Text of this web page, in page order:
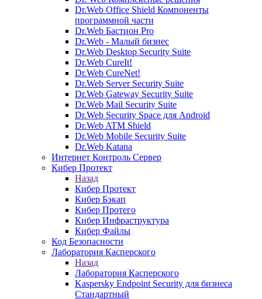
Dr.Web Office Shield Компоненты
программной части
Dr.Web Бастион Pro
Dr.Web - Малый бизнес
Dr.Web Desktop Security Suite
Dr.Web CureIt!
Dr.Web CureNet!
Dr.Web Server Security Suite
Dr.Web Gateway Security Suite
Dr.Web Mail Security Suite
Dr.Web Security Space для Android
Dr.Web ATM Shield
Dr.Web Mobile Security Suite
Dr.Web Katana
Интернет Контроль Сервер
Кибер Протект
Назад
Кибер Протект
Кибер Бэкап
Кибер Протего
Кибер Инфраструктура
Кибер Файлы
Код Безопасности
Лаборатория Касперского
Назад
Лаборатория Касперского
Kaspersky Endpoint Security для бизнеса
Стандартный